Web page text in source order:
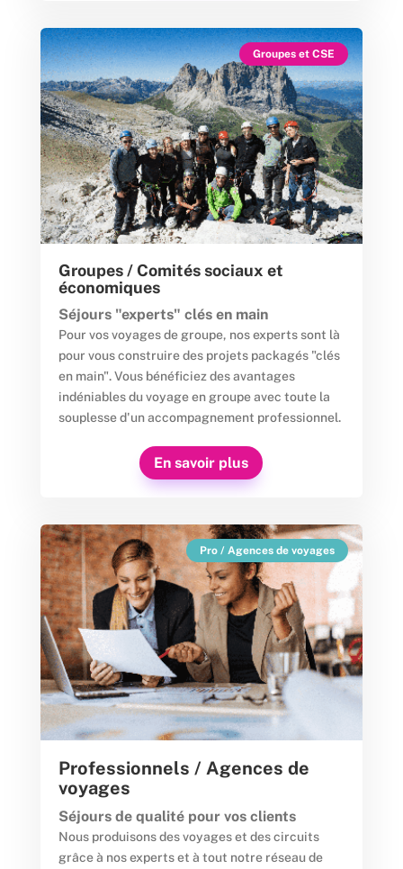
Groupes et CSE
Groupes / Comités sociaux et
économiques
Séjours "experts" clés en main
Pour vos voyages de groupe, nos experts sont là
pour vous construire des projets packagés "clés
en main". Vous bénéficiez des avantages
indéniables du voyage en groupe avec toute la
souplesse d'un accompagnement professionnel.
En savoir plus
Pro / Agences de voyages
Professionnels / Agences de
voyages
Séjours de qualité pour vos clients
Nous produisons des voyages et des circuits
grâce à nos experts et à tout notre réseau de